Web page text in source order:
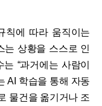
칙에 따라 움직이는
는 상황을 스스로 인
“과거에는 사람이
AI 학습을 통해 자동
물건을 옮기거나 조